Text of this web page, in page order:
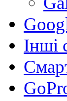
Інші